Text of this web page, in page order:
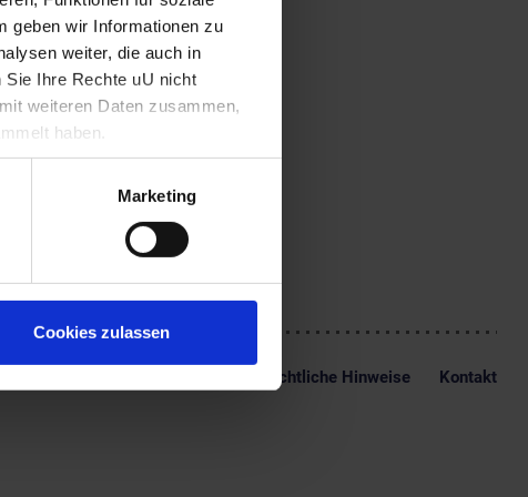
geben wir Informationen zu
weiter, die auch in
Sie Ihre Rechte uU nicht
weiteren Daten zusammen,
haben.
Marketing
Cookies zulassen
sich später aber
und Radierungen
galt, und in der
Naturwiedergaben.
Rechtliche Hinweise Kontakt